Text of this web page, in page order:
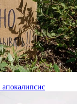
апокалипсис